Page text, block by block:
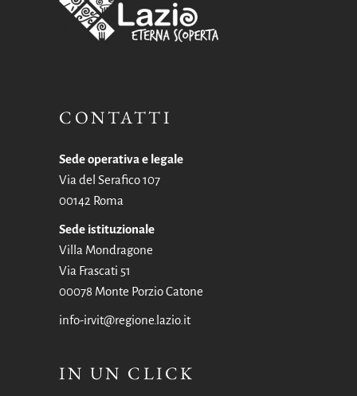
CONTATTI
Sede operativa e legale
Via del Serafico 107
00142 Roma
Sede istituzionale
Villa Mondragone
Via Frascati 51
00078 Monte Porzio Catone
info-irvit@regione.lazio.it
IN UN CLICK